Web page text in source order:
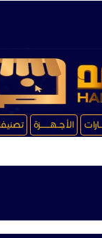
الأجــهـــــــزة